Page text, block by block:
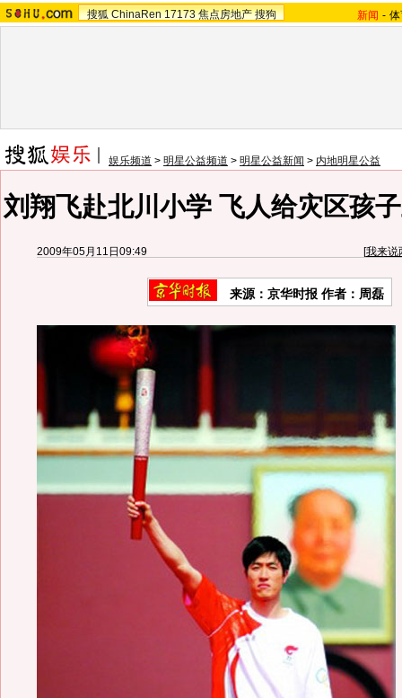
搜狐 ChinaRen 17173 焦点房地产 搜狗 新闻 -
娱乐频道 > 明星公益频道 > 明星公益新闻 > 内地明星公益
刘翔飞赴北川小学 飞人给灾区孩
2009年05月11日09:49 [我来说
来源： 京华时报 作者：周磊